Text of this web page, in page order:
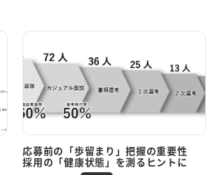
応募前の「歩留まり」把握の重要性
採用の「健康状態」を測るヒントに